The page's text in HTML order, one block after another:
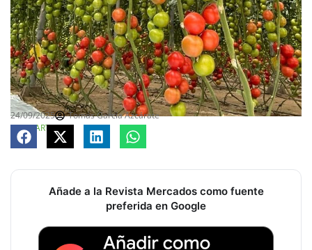
24/09/2025
Tomás García Azcárate
COMPARTE
Añade a la Revista Mercados como fuente
preferida en Google